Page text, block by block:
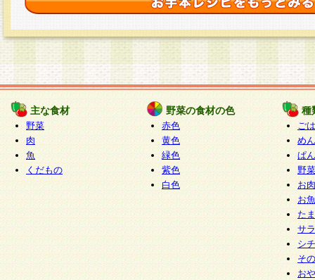
主な食材
野菜
肉
魚
くだもの
野菜の食材の色
赤色
黄色
緑色
紫色
白色
種
ご
めん
ぱん
野
お
お
た
サ
シ
そ
お